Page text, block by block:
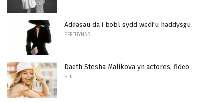
Addasau da i bobl sydd wedi'u haddysgu
PERTHYNAS
Daeth Stesha Malikova yn actores, fideo
SÊR